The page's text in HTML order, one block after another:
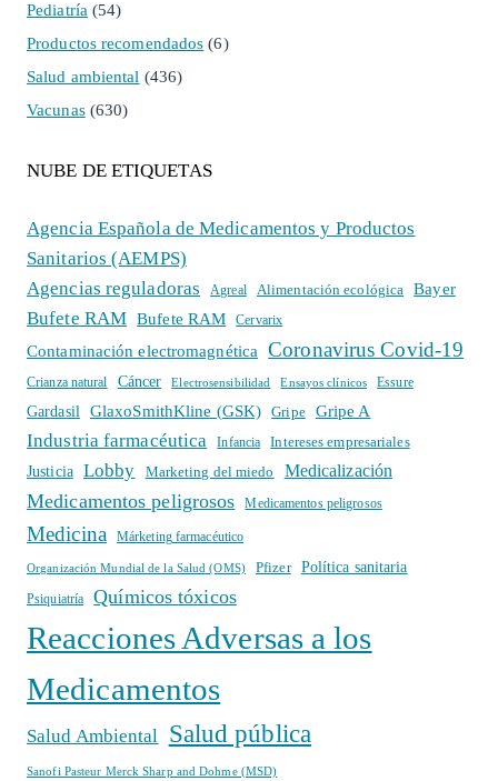
Pediatría(54)
Productos recomendados (6)
Salud ambiental (436)
Vacunas(630)
NUBE DE ETIQUETAS
Agencia Española de Medicamentos y Productos
Sanitarios (AEMPS)
Agencias reguladoras
Agreal Alimentación ecológica Bayer
Bufete RAM Bufete RAM Cervarix
Contaminación electromagnética Coronavirus Covid-19
Crianza natural Cáncer Electrosensibilidad Ensayos clínicos Essure
Gardasil GlaxoSmithKline (GSK) Gripe Gripe A
Industria farmacéutica Infancia
Intereses empresariales
Justicia
Lobby Marketing del miedo Medicalización
Medicamentos peligrosos Medicamentos peligrosos
Medicina Márketing farmacéutico
Organización Mundial de la Salud (OMS) Pfizer Política sanitaria
Psiquiatría Químicos tóxicos
Reacciones Adversas a los
Medicamentos
Salud Ambiental Salud pública
Sanofi Pasteur Merck Sharp and Dohme (MSD)